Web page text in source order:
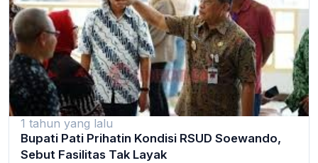
1 tahun yang lalu
Bupati Pati Prihatin Kondisi RSUD Soewando,
Sebut Fasilitas Tak Layak